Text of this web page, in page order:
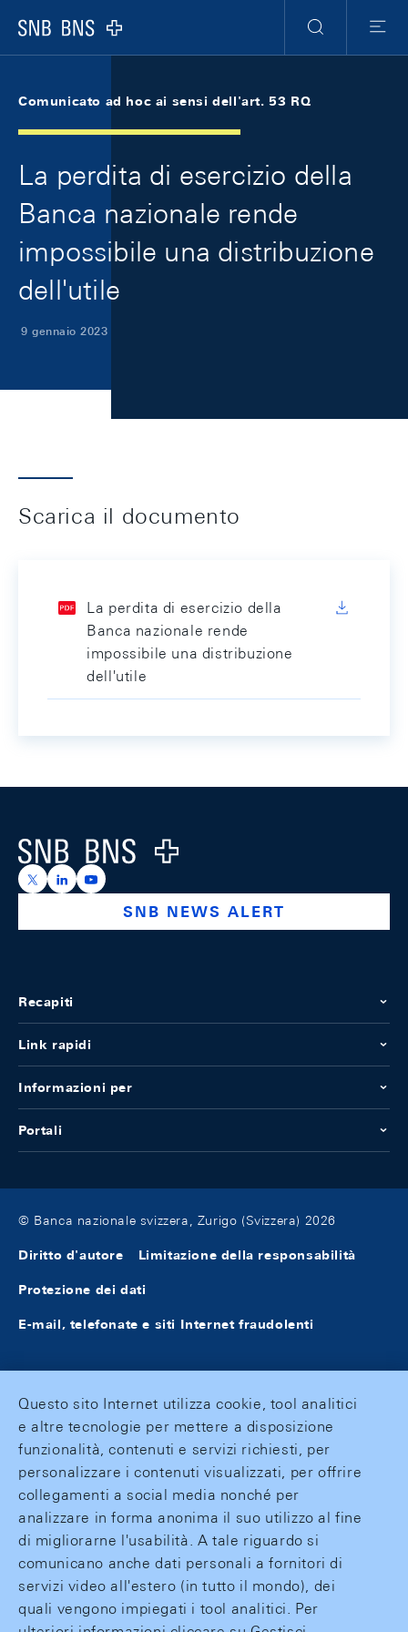
Logo
Ricerca
Menu
Comunicato ad hoc ai sensi dell'art. 53 RQ
La perdita di esercizio della
Banca nazionale rende
impossibile una distribuzione
dell'utile
9 gennaio 2023
Scarica il documento
La perdita di esercizio della
Banca nazionale rende
impossibile una distribuzione
dell'utile
Logo
https://x.com/snb_bns
https://ch.linkedin.com/company/swiss-national-
https://www.youtube.com/@swissnationalbank
SNB NEWS ALERT
Recapiti
Link rapidi
Informazioni per
Portali
© Banca nazionale svizzera, Zurigo (Svizzera) 2026
Diritto d'autore Limitazione della responsabilità
Protezione dei dati
E-mail, telefonate e siti Internet fraudolenti
Questo sito Internet utilizza cookie, tool analitici
e altre tecnologie per mettere a disposizione
funzionalità, contenuti e servizi richiesti, per
personalizzare i contenuti visualizzati, per offrire
collegamenti a social media nonché per
analizzare in forma anonima il suo utilizzo al fine
di migliorarne l'usabilità. A tale riguardo si
comunicano anche dati personali a fornitori di
servizi video all'estero (in tutto il mondo), dei
quali vengono impiegati i tool analitici. Per